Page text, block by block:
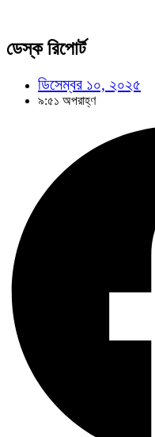
ডেস্ক রিপোর্ট
ডিসেম্বর ১০, ২০২৫
৯:৫১ অপরাহ্ণ